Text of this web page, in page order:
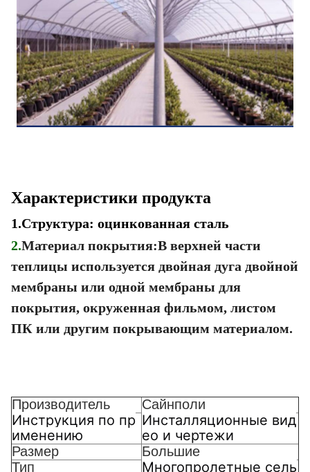
Характеристики продукта
1.Структура: оцинкованная сталь
2.Материал покрытия:В верхней части
теплицы используется двойная дуга двойной
мембраны или одной мембраны для
покрытия, окруженная фильмом, листом
ПК или другим покрывающим материалом.
Производитель Сайнполи
Инструкция по пр
именению
Инсталляционные вид
ео и чертежи
Размер
Большие
Тип
Многопролетные сель